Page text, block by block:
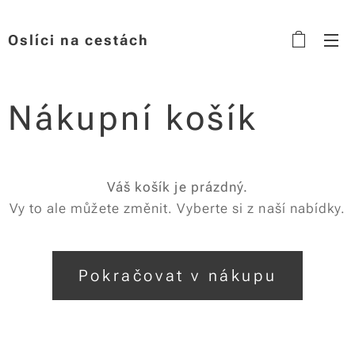
Oslíci na cestách
Nákupní košík
Váš košík je prázdný.
Vy to ale můžete změnit. Vyberte si z naší nabídky.
Pokračovat v nákupu